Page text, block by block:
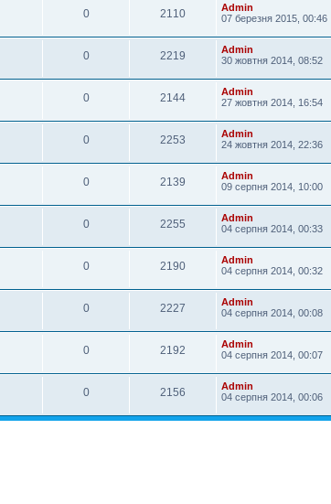
0 2110
Admin
07 березня 2015, 00:46
0 2219
Admin
30 жовтня 2014, 08:52
0 2144
Admin
27 жовтня 2014, 16:54
0 2253
Admin
24 жовтня 2014, 22:36
0 2139
Admin
09 серпня 2014, 10:00
0 2255
Admin
04 серпня 2014, 00:33
0 2190
Admin
04 серпня 2014, 00:32
0 2227
Admin
04 серпня 2014, 00:08
0 2192
Admin
04 серпня 2014, 00:07
0 2156
Admin
04 серпня 2014, 00:06